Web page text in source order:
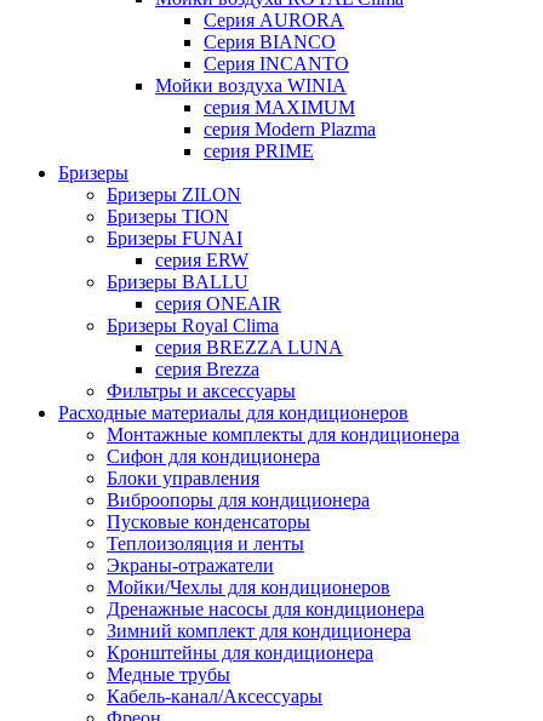
Серия AURORA
Серия BIANCO
Серия INCANTO
Мойки воздуха WINIA
серия MAXIMUM
серия Modern Plazma
серия PRIME
Бризеры
Бризеры ZILON
Бризеры TION
Бризеры FUNAI
серия ERW
Бризеры BALLU
серия ONEAIR
Бризеры Royal Clima
серия BREZZA LUNA
серия Brezza
Фильтры и аксессуары
Расходные материалы для кондиционеров
Монтажные комплекты для кондиционера
Сифон для кондиционера
Блоки управления
Виброопоры для кондиционера
Пусковые конденсаторы
Теплоизоляция и ленты
Экраны-отражатели
Мойки/Чехлы для кондиционеров
Дренажные насосы для кондиционера
Зимний комплект для кондиционера
Кронштейны для кондиционера
Медные трубы
Кабель-канал/Аксессуары